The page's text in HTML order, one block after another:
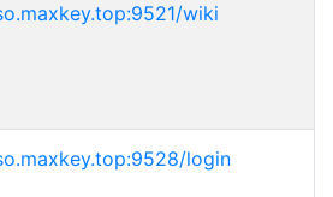
wiki
login